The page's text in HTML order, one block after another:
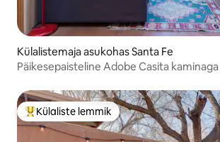
Külalistemaja asukohas Santa Fe
Päikesepaisteline Adobe Casita
Külaliste suur lemmik
Külaliste lemmik